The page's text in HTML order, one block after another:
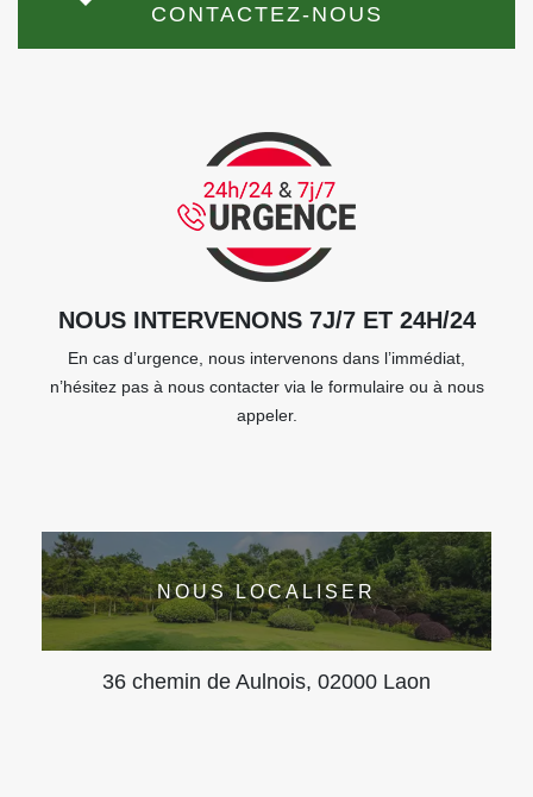
CONTACTEZ-NOUS
NOUS INTERVENONS 7J/7 ET 24H/24
En cas d’urgence, nous intervenons dans l’immédiat,
n’hésitez pas à nous contacter via le formulaire ou à nous
appeler.
NOUS LOCALISER
36 chemin de Aulnois, 02000 Laon